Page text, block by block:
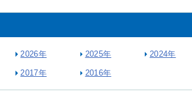
2026年 2025年 2024年
2017年 2016年